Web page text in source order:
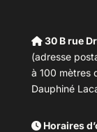
30 B rue
(adresse
à 100 mètres
Dauphiné
Horaires